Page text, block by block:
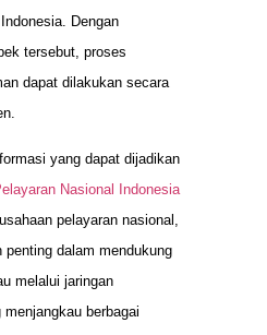
Dengan
tersebut, proses
dapat dilakukan secara
yang dapat dijadikan
Nasional Indonesia
pelayaran nasional,
penting dalam mendukung
melalui jaringan
berbagai